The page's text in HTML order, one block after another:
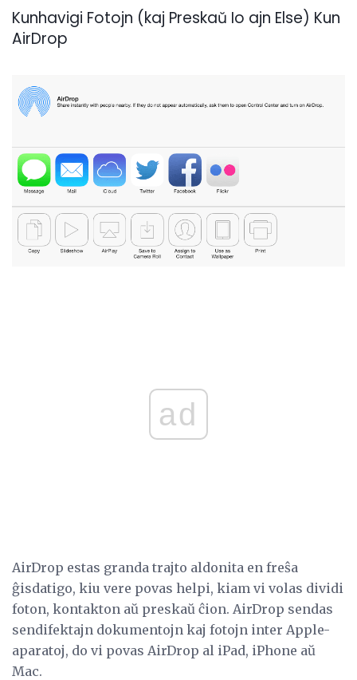
Kunhavigi Fotojn (kaj Preskaŭ Io ajn Else) Kun
AirDrop
ad
AirDrop estas granda trajto aldonita en freŝa
ĝisdatigo, kiu vere povas helpi, kiam vi volas dividi
foton, kontakton aŭ preskaŭ ĉion. AirDrop sendas
sendifektajn dokumentojn kaj fotojn inter Apple-
aparatoj, do vi povas AirDrop al iPad, iPhone aŭ
Mac.